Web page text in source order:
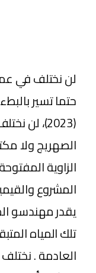
لن نختلف في
حتما تسير
(2023)، لن
الصهريج ولا
الزاوية
المشروع
يقدر مهندسو
تلك المياه
العادمة .